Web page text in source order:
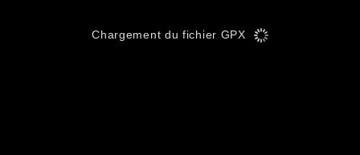
Chargement du fichier GPX